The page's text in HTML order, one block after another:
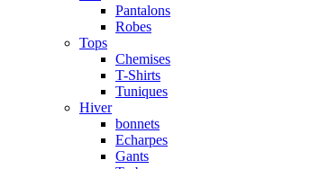
Pantalons
Robes
Tops
Chemises
T-Shirts
Tuniques
Hiver
bonnets
Echarpes
Gants